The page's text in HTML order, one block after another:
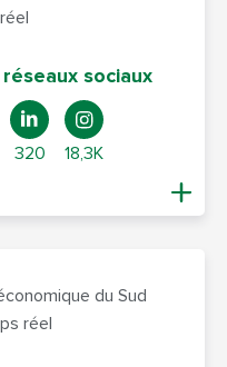
sociaux
320 18,3K
du Sud
réel